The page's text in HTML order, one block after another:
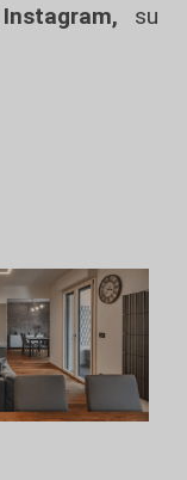
Instagram, su